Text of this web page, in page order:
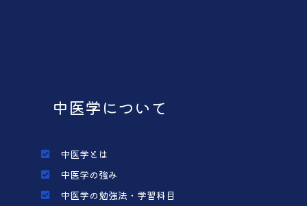
中医学について
中医学とは
中医学の強み
中医学の勉強法・学習科目